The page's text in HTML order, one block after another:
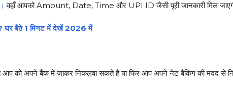
। वहाँ आपको Amount, Date, Time और UPI ID जैसी पूरी जानकारी मिल
बैठे 1 मिनट में देखें 2026 में
को अपने बैंक में जाकर निकलवा सकते है या फिर आप अपने नेट बैंकिंग की मदद से